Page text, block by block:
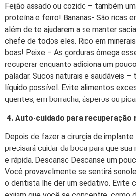
Feijão assado ou cozido – também
proteína e ferro! Bananas- São ricas
além de te ajudarem a se manter
chefe de todos eles. Rico em
boas! Peixe – As gorduras ômega
recuperar enquanto adiciona um
paladar. Sucos naturais e saudáveis –
líquido possível. Evite alimentos
quentes, em borracha, ásperos ou
4. Auto-cuidado para recuperação
Depois de fazer a cirurgia de
precisará cuidar da boca para que
e rápida. Descanso Descanse um
Você provavelmente se sentirá
o dentista lhe der um sedativo. Evite